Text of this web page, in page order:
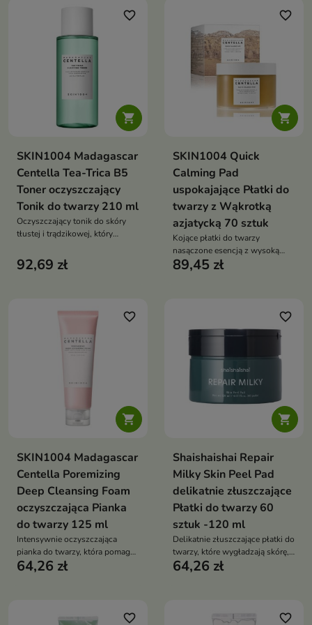
probiotykami, ceramidem NP i
barierę ochronną oraz koić
hialuronowym, pantenolem i
alantoiną koi, nawilża oraz
wspiera komfort skóry
problematycznej

favorite_border
SKIN1004 Madagascar
Centella Tea-Trica B5
Toner oczyszczający
Tonik do twarzy 210 ml
Oczyszczający tonik do skóry
tłustej i trądzikowej, który
łagodzić stany zapalne i
wspierać redukcję
92,69 zł

favorite_border
SKIN1004 Quick
Calming Pad
uspokajające Płatki do
twarzy z Wąkrotką
azjatycką 70 sztuk
Kojące płatki do twarzy
nasączone esencją z wysoką
zawartością Centella Asiatica,
89,45 zł

favorite_border
SKIN1004 Madagascar
Centella Poremizing
Deep Cleansing Foam
oczyszczająca Pianka
do twarzy 125 ml
Intensywnie oczyszczająca
pianka do twarzy, która pomaga
usuwać nadmiar sebum,
64,26 zł

favorite_border
Shaishaishai Repair
Milky Skin Peel Pad
delikatnie złuszczające
Płatki do twarzy 60
sztuk -120 ml
Delikatnie złuszczające płatki do
twarzy, które wygładzają skórę,
nawilżają ją i przywracają jej
64,26 zł
favorite_border favorite_border